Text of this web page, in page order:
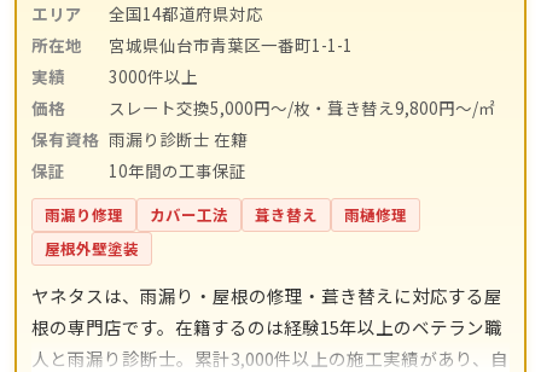
エリア
全国14都道府県対応
所在地
宮城県仙台市青葉区一番町1-1-1
実績
3000件以上
価格
スレート交換5,000円〜/枚・葺き替え9,800円〜/㎡
保有資格 雨漏り診断士 在籍
保証
10年間の工事保証
雨漏り修理 カバー工法 葺き替え
雨樋修理
屋根外壁塗装
ヤネタスは、雨漏り・屋根の修理・葺き替えに対応する屋
根の専門店です。在籍するのは経験15年以上のベテラン職
人と雨漏り診断士。累計3,000件以上の施工実績があり、自